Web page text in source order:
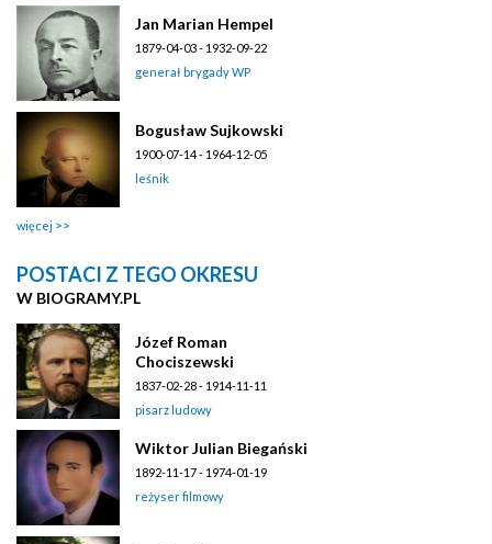
Jan Marian Hempel
1879-04-03 - 1932-09-22
generał brygady WP
Bogusław Sujkowski
1900-07-14 - 1964-12-05
leśnik
więcej
POSTACI Z TEGO OKRESU
W BIOGRAMY.PL
Józef Roman
Chociszewski
1837-02-28 - 1914-11-11
pisarz ludowy
Wiktor Julian Biegański
1892-11-17 - 1974-01-19
reżyser filmowy